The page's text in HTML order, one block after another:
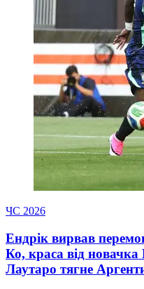
ЧС 2026
Ендрік вирвав
Ко, краса від
Лаутаро тягне